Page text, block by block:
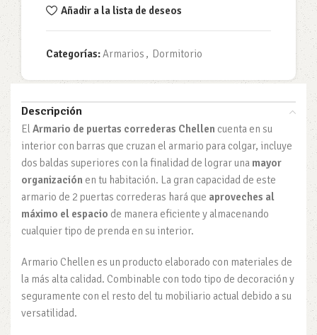
Añadir a la lista de deseos
Categorías:Armarios , Dormitorio
Descripción
ElArmario de puertas correderas Chellen cuenta en su
interior con barras que cruzan el armario para colgar, incluye
dos baldas superiores con la finalidad de lograr una mayor
organización en tu habitación. La gran capacidad de este
armario de 2 puertas correderas hará que aproveches al
máximo el espacio de manera eficiente y almacenando
cualquier tipo de prenda en su interior.
Armario Chellen es un producto elaborado con materiales de
la más alta calidad. Combinable con todo tipo de decoración y
seguramente con el resto del tu mobiliario actual debido a su
versatilidad.